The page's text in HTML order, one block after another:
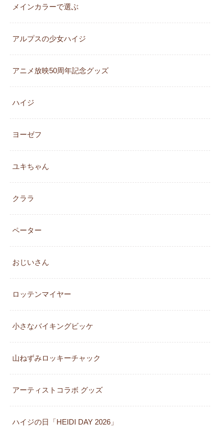
メインカラーで選ぶ
アルプスの少女ハイジ
アニメ放映50周年記念グッズ
ハイジ
ヨーゼフ
ユキちゃん
クララ
ペーター
おじいさん
ロッテンマイヤー
小さなバイキングビッケ
山ねずみロッキーチャック
アーティストコラボ グッズ
ハイジの日「HEIDI DAY 2026」